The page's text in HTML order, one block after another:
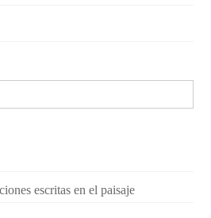
escritas en el paisaje